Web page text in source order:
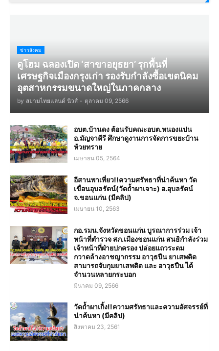
ข่าวสังคม
ดูโฮม ฉลองเปิด ‘สาขาอยุธยา’ รุกพื้นที่
เศรษฐกิจเมืองกรุงเก่า รองรับกำลังซื้อเขตนิคม
อุตสาหกรรมขนาดใหญ่ในภาคกลาง
by สยามไทยแลนด์ นิวส์ - ตุลาคม 09, 2566
อบต.บ้านดง ต้อนรับคณะอบต.หนองแปน
อ.มัญจาคีรี ศึกษาดูงานการจัดการขยะบ้าน
ห้วยทราย
เมษายน 05, 2564
อีสานพาเที่ยว!!ความศรัทธาที่น่าค้นหา วัด
เขื่อนอุบลรัตน์(วัดถ้ำผาเจาะ) อ.อุบลรัตน์
จ.ขอนแก่น (มีคลิป)
เมษายน 10, 2563
กอ.รมน.จังหวัดขอนแก่น บูรณาการร่วม เจ้า
หน้าที่ตำรวจ สภ.เมืองขอนแก่น สนธิกำลังร่วม
เจ้าหน้าที่ฝ่ายปกครอง ปล่อยแถวระดม
กวาดล้างอาชญากรรม อาวุธปืน ยาเสพติด
สามารถจับกุมยาเสพติด และ อาวุธปืน ได้
จำนวนหลายกระบอก
มีนาคม 09, 2566
วัดถ้ำผาเกิ้ง!!ความศรัทธาและความอัศจรรย์ที่
น่าค้นหา (มีคลิป)
สิงหาคม 23, 2561